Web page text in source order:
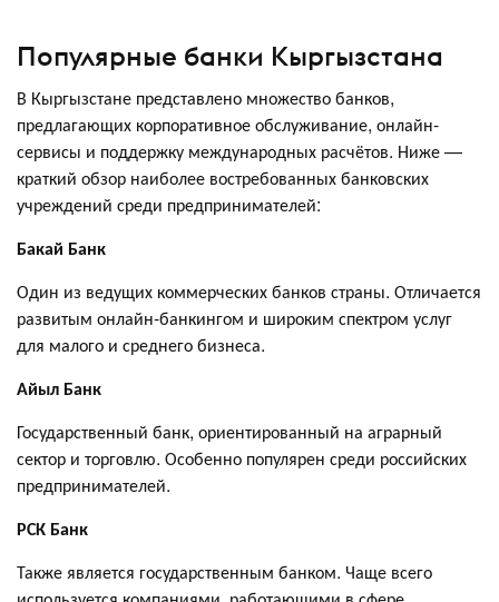
Популярные банки Кыргызстана
В Кыргызстане представлено множество банков,
предлагающих корпоративное обслуживание, онлайн-
сервисы и поддержку международных расчётов. Ниже —
краткий обзор наиболее востребованных банковских
учреждений среди предпринимателей:
Бакай Банк
Один из ведущих коммерческих банков страны. Отличается
развитым онлайн-банкингом и широким спектром услуг
для малого и среднего бизнеса.
Айыл Банк
Государственный банк, ориентированный на аграрный
сектор и торговлю. Особенно популярен среди российских
предпринимателей.
РСК Банк
Также является государственным банком. Чаще всего